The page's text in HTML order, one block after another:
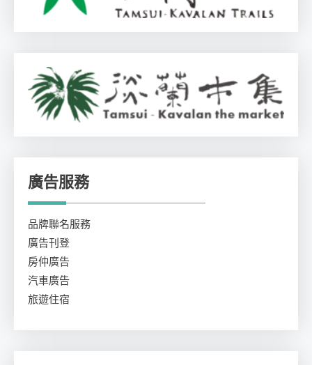
廣告服務
品牌聯名服務
廣告刊登
房仲廣告
汽車廣告
旅遊住宿